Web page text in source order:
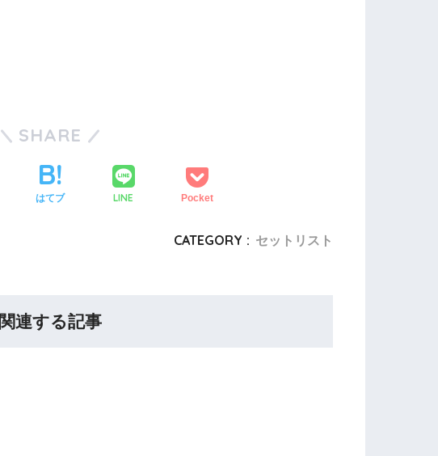
SHARE
はてブ LINE Pocket
CATEGORY : セットリスト
関連する記事